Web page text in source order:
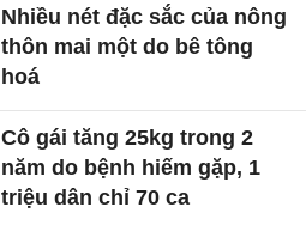
Nhiều nét đặc sắc của nông
thôn mai một do bê tông
hoá
Cô gái tăng 25kg trong 2
năm do bệnh hiếm gặp, 1
triệu dân chỉ 70 ca